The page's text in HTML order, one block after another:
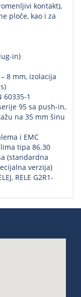
kontakt),
ploče, kao i za
in)
8 mm, izolacija
1
95 sa push-in,
na 35 mm šinu
i EMC
tipa 86.30
(standardna
verzija)
RELE G2R1-